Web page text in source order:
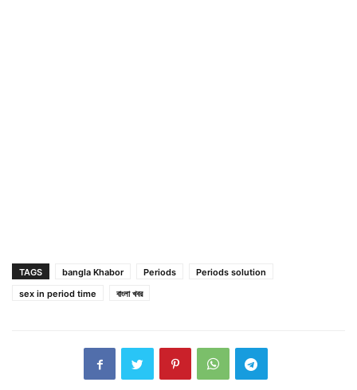
TAGS bangla Khabor Periods
Periods solution
sex in period time
বাংলা খবর